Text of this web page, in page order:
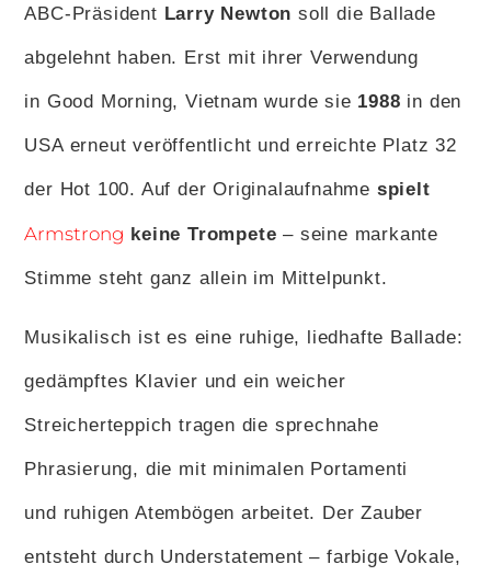
ABC-Präsident Larry Newton soll die Ballade
abgelehnt haben. Erst mit ihrer Verwendung
in Good Morning, Vietnam wurde sie 1988 in den
USA erneut veröffentlicht und erreichte Platz 32
der Hot 100. Auf der Originalaufnahme spielt
Armstrong keine Trompete – seine markante
Stimme steht ganz allein im Mittelpunkt.
Musikalisch ist es eine ruhige, liedhafte Ballade:
gedämpftes Klavier und ein weicher
Streicherteppich tragen die sprechnahe
Phrasierung, die mit minimalen Portamenti
und ruhigen Atembögen arbeitet. Der Zauber
entsteht durch Understatement – farbige Vokale,